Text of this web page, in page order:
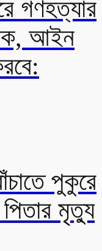
গণহত্যার
আইন
পুকুরে
পিতার মৃত্যু